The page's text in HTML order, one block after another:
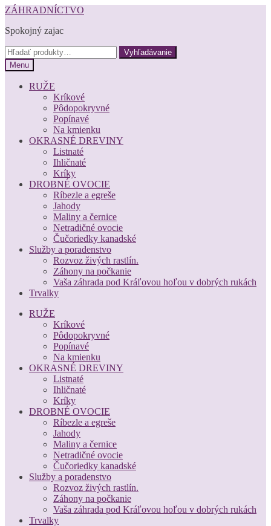
Preskočiť
navigáciu
Preskočiť
obsah
ZÁHRADNÍCTVO
Spokojný zajac
Hľadať:
Vyhľadávanie
Menu
RUŽE
Kríkové
Pôdopokryvné
Popínavé
Na kmienku
OKRASNÉ DREVINY
Listnaté
Ihličnaté
Kríky
DROBNÉ OVOCIE
Ríbezle a egreše
Jahody
Maliny a černice
Netradičné ovocie
Čučoriedky kanadské
Služby a poradenstvo
Rozvoz živých rastlín.
Záhony na počkanie
Vaša záhrada pod Kráľovou hoľou v dobrých rukách
Trvalky
RUŽE
Kríkové
Pôdopokryvné
Popínavé
Na kmienku
OKRASNÉ DREVINY
Listnaté
Ihličnaté
Kríky
DROBNÉ OVOCIE
Ríbezle a egreše
Jahody
Maliny a černice
Netradičné ovocie
Čučoriedky kanadské
Služby a poradenstvo
Rozvoz živých rastlín.
Záhony na počkanie
Vaša záhrada pod Kráľovou hoľou v dobrých rukách
Trvalky